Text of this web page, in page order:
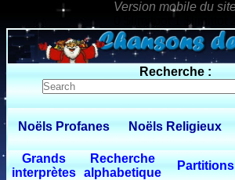
0 $limitbot 1 $limittot 2
Recherche :
Noëls Profanes Noëls Religieux
Grands
interprètes
Recherche
alphabetique
Partitions